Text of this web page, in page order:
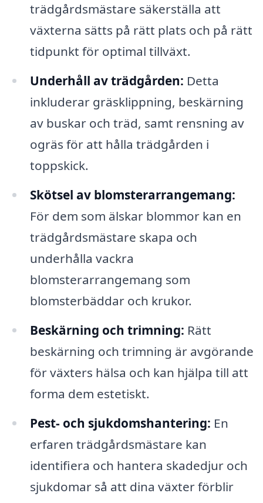
trädgårdsmästare säkerställa att
växterna sätts på rätt plats och på rätt
tidpunkt för optimal tillväxt.
Underhåll av trädgården: Detta
inkluderar gräsklippning, beskärning
av buskar och träd, samt rensning av
ogräs för att hålla trädgården i
toppskick.
Skötsel av blomsterarrangemang:
För dem som älskar blommor kan en
trädgårdsmästare skapa och
underhålla vackra
blomsterarrangemang som
blomsterbäddar och krukor.
Beskärning och trimning: Rätt
beskärning och trimning är avgörande
för växters hälsa och kan hjälpa till att
forma dem estetiskt.
Pest- och sjukdomshantering: En
erfaren trädgårdsmästare kan
identifiera och hantera skadedjur och
sjukdomar så att dina växter förblir